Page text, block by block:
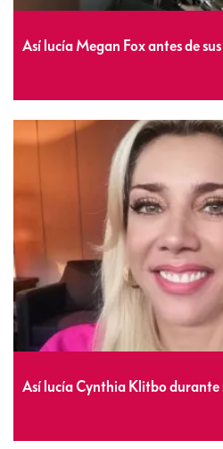
Así lucía Megan Fox antes de
Así lucía Cynthia Klitbo durante